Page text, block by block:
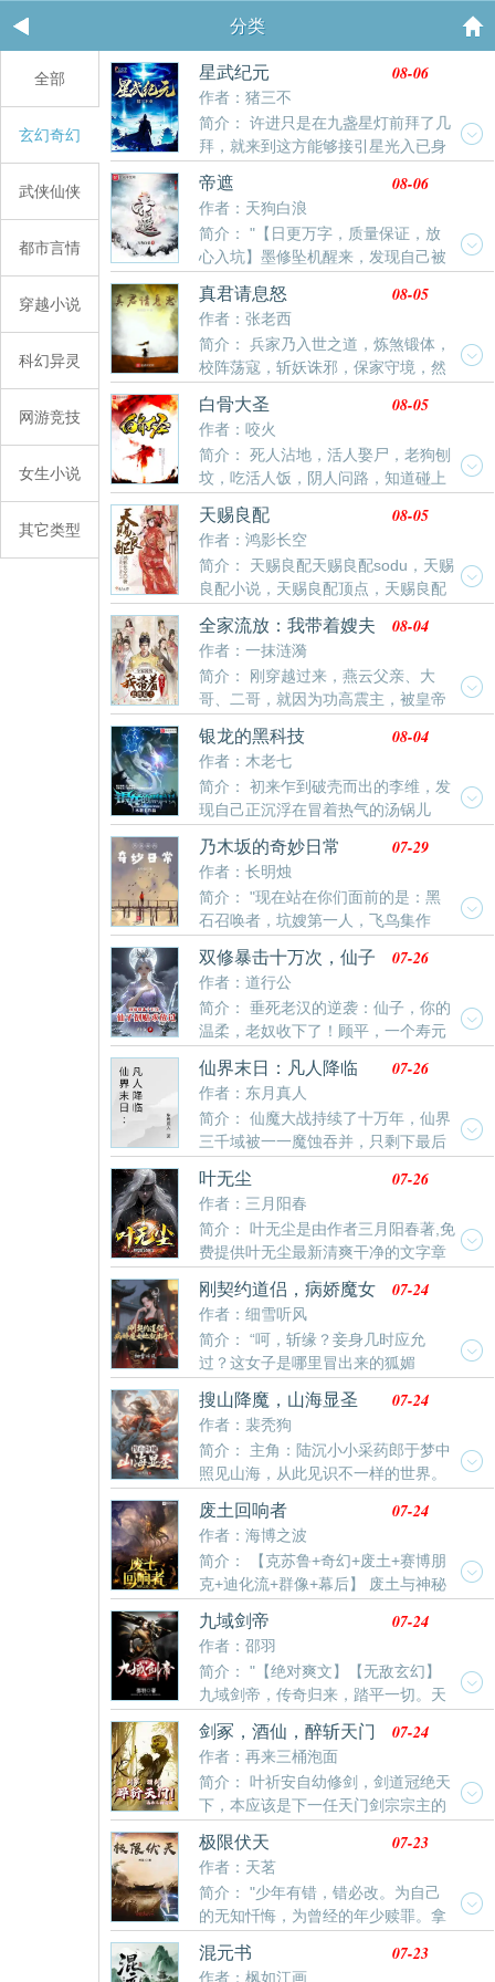
分类
全部
玄幻奇幻
武侠仙侠
都市言情
穿越小说
科幻异灵
网游竞技
女生小说
其它类型
星武纪元
作者：猪三不
08-06
简介： 许进只是在九盏星灯前拜了几
拜，就来到这方能够接引星光入已身
的世界，然后，他又在九盏星灯前拜了拜《基因大时
代》《造化之王》《掌御星辰》这三本小说，最高订7
万，最低高订3万，最低均订7600，本本400万字往
上，人品保证，请放心入坑。
帝遮
作者：天狗白浪
08-06
简介： "【日更万字，质量保证，放
心入坑】墨修坠机醒来，发现自己被
两男一女用剑轮番劈斩。他起初只是想好好活着，没想
到这个世界有洞天福地。有仙门帝庭。有三山四海。有
五湖八荒。有九天十地。有妖，有佛，也曾有神话……
波云诡谲，恐怖滔天。一只小小的蜗牛历数载，以“仙走
天下，蜗行未来”证道成帝，然而不久身陨。一个被抓去
挖灵矿的奴隶，不信命只信自己，打出一个无佛无圣时
代，证道奴帝，可最终难逃一死。就这样一个连大帝的
光芒也被遮住的时代。一位穿越而来的少年从天帝山走
出。弱者才逞强，强者一直强。
真君请息怒
作者：张老西
08-05
简介： 兵家乃入世之道，炼煞锻体，
校阵荡寇，斩妖诛邪，保家守境，然
不修性命，寿不过百。 王玄魂穿修真界，已修兵家，只
能凭借人望推演盘，将兵家术法推演至巅峰，争一线生
机，自此踏鬼穴、捣妖巢、伐山破庙… 许多年后，众多
大教祖师聚集一堂，脸色难看：“说什么妖鬼邪魔，黑暗
动乱…” “他王玄，才是这世间最大的恐怖！”
白骨大圣
作者：咬火
08-05
简介： 死人沾地，活人娶尸，老狗刨
坟，吃活人饭，阴人问路，知道碰上
其中一个意味着什么吗？「已有2万均订作品《这里有
妖气》」「《这里有妖气》漫画改编版权已卖出」
「《这里有妖气》漫画已上线，可在腾讯动漫、起点漫
画、B站漫画阅读」书友①群：608548874；书友②
群：760859432。
天赐良配
作者：鸿影长空
08-05
简介： 天赐良配天赐良配sodu，天赐
良配小说，天赐良配顶点，天赐良配
鸿影长空， () () &nbsp&nbsp&nbsp&nbsp一杯御酒，
抛尸荒野 &nbsp&nbsp&nbsp&nbsp颜宁再次醒来时，
才知道前世过的太糊涂 &nbsp&nbsp&nbsp&nbsp一门
武将只知奋勇杀敌，却不知要防备背后的冷箭
&nbsp&nbsp&nbsp&nbsp今生，她要运筹帷幄，好好打
击楚昭业的成皇梦！
全家流放：我带着嫂夫
人去逃荒！
作者：一抹涟漪
08-04
简介： 刚穿越过来，燕云父亲、大
哥、二哥，就因为功高震主，被皇帝
以蓄意谋反之罪，斩首边关！ 但念及父兄三人战功赫
赫，饶恕其家人。死罪可逃，活罪难免！流放全家老小
至蛮荒之地！ 流放就就放吧！偏偏大哥二哥，给他留下
几个嫂夫人。沃特？带着嫂夫人逃荒？ ？燕云表示自己
有些心慌！我该怎么办？？十万分火急……在线恭候各
位道友出谋划策，指点江山……
银龙的黑科技
作者：木老七
08-04
简介： 初来乍到破壳而出的李维，发
现自己正沉浮在冒着热气的汤锅儿
里，并且面对一圈儿已经快馋哭了的狗头人... 而我
们的故事，也从他翻锅而逃开始... 魅魔圣武士？男
权斗士卓尔精灵？立志要做龙骑士的狗头人？眼魔游荡
者剑客？一心复辟星河帝国的灵吸怪？ 以及他们的
顶头BOSS，一头银龙，用花里胡哨的黑科技在崩坏边
缘的多元宇宙疯狂作死的硬核种田史。 （伪DND，
勿杠，书友群：522612346）
乃木坂的奇妙日常
作者：长明烛
07-29
简介： "现在站在你们面前的是：黑
石召唤者，坑嫂第一人，飞鸟集作
者，头号南黑，玩花专业户，大阪少女杀手，乃木坂二
代目火影，amazing教副教主，爱吃荞麦面的假面骑
士，老年人的知心伙伴，真正的贝尔-格里尔斯，乃木坂
动物园园长，温泉组第四人，笨蛋的补习老师，under
救世主，乃木坂家长们的贴心小棉袄，北海道驱魔人，
作死最多吉尼斯世界纪录保持者，康子的微笑守护者，
赌神，乐器之神，画伯们永远滴神，当代李白，艺能界
冉冉升起的太阳，日本所有武道馆的噩梦，坂本龙一唯
一指定继承者，二十一世纪的李小龙，最不像经纪人的
经纪人，唯一敢在诺贝尔颁奖现场开演唱会的男人，时
代杂志评点为最接近上帝之人，白-从来不用下流眼光来
看-什么都会一点点-你也能变成光-云山！......嗯…总而
言之，这是一本乃木坂粉丝向的轻松向日常文。（大
概......）ps：温馨提示，本书最好不要跳着观看，作者
偏好细节与玩梗，跳着看可能感觉意义不明哦~
双修暴击十万次，仙子
倒贴求放过
作者：道行公
07-26
简介： 垂死老汉的逆袭：仙子，你的
温柔，老奴收下了！顾平，一个寿元
将尽、修为停滞在炼气三层的垂死杂役，在璃月仙宗当
了三十年炼器奴仆，却连最基础的双修功法都求而不
得。直到他激活了。凭借系统，顾平踏上一条前所未有
的修行之路（传统修仙系统流暴爽逆袭多女主互动，节
奏快，杀伐果断，不憋屈！）这一世，我顾平，要活个
痛快！」
仙界末日：凡人降临
作者：东月真人
07-26
简介： 仙魔大战持续了十万年，仙界
三千域被一一魔蚀吞并，只剩下最后
三十六域。 眼看就要顶不住魔族越来越强的攻势，仙灵
界不得不启动自救计划，仙帝们合力以大神通打开无数
条通道，连接虚空万界中各个智慧生命存在的区域，让
各界生灵以灵魂降临的方式，连接进入仙灵界，参与这
场仙魔之战……
叶无尘
作者：三月阳春
07-26
简介： 叶无尘是由作者三月阳春著,免
费提供叶无尘最新清爽干净的文字章
节在线阅读。
刚契约道侣，病娇魔女
她就出手了
作者：细雪听风
07-24
简介： “呵，斩缘？妾身几时应允
过？这女子是哪里冒出来的狐媚
子？”清冷师尊欲迫我结为道侣；魔宗圣女誓要性命交
缠；病娇师姐以剑索命只为朝夕相伴；青丘狐女媚眼如
丝欲夺心魄；小师妹竟筑金屋欲藏娇仙路迢迢，怎料尽
是桃花劫难？吾只求逍遥仙道，奈何她们都想独占我？
多年后，世人问萧云：“道心何坚，竟堪破万千情
劫？”萧云回望身后一众风华绝世的仙子，怅然叹
息：“不过是想得个自在。”（修罗场甜文恋爱系统流
搜山降魔，山海显圣
作者：裴秃狗
07-24
简介： 主角：陆沉小小采药郎于梦中
照见山海，从此见识不一样的世界。
从龙脊岭的采药人，到茶马道的陆把头；从威服奇门的
风水地师，到命格入圣的大乾斩龙人……天眼观气，牵
羊夺宝，走穴养灵，搜山降魔……陆沉巡狩万方，冠绝
古今，尊号“三五玄真帝君”！
废土回响者
作者：海博之波
07-24
简介： 【克苏鲁+奇幻+废土+赛博朋
克+迪化流+群像+幕后】 废土与神秘
的交替中，噩梦在耳语。曙光与幻想的交融下，命运又
在呼唤。 新元历527年，我苏醒于穹顶和迷雾笼罩 各位
书友如果觉得《废土回响者》还不错的话请不要忘记向
您QQ群和微博里的朋友推荐哦！
九域剑帝
作者：邵羽
07-24
简介： "【绝对爽文】【无敌玄幻】
九域剑帝，传奇归来，踏平一切。天
才妖孽，踩在脚下，强者大能，挥手灭杀。人不犯我，
我不犯人，人若犯我，灭他九族。
剑冢，酒仙，醉斩天门
作者：再来三桶泡面
07-24
简介： 叶祈安自幼修剑，剑道冠绝天
下，本应该是下一任天门剑宗宗主的
不二人选。然而师傅诬陷被囚禁，作为弟子的叶祈安一
夜之间从天才被强制废除修为，沦为经脉寸断的废材。
陨落天才，逐出师门。心灰意冷，历经红尘人世间冷
暖，浑浑噩噩来到世间四大禁地之一的剑冢，得无上剑
意重铸经脉，铸道骨。三年后，少年一剑一酒壶踏上拯
救师父的征途。“天门剑宗，当年带给我和我师父的耻
辱，就拿你们的命来洗涮吧”
极限伏天
作者：天茗
07-23
简介： "少年有错，错必改。为自己
的无知忏悔，为曾经的年少赎罪。拿
起手中气魂，踏平伏天三界，悍卫我们的家园！
混元书
作者：枫如江画
07-23